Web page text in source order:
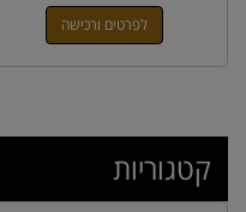
לפרטים ורכישה
קטגוריות